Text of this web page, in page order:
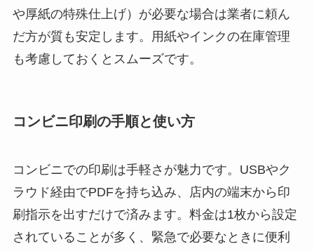
や厚紙の特殊仕上げ）が必要な場合は業者に頼ん
だ方が質も安定します。用紙やインクの在庫管理
も考慮しておくとスムーズです。
コンビニ印刷の手順と使い方
コンビニでの印刷は手軽さが魅力です。USBやク
ラウド経由でPDFを持ち込み、店内の端末から印
刷指示を出すだけで済みます。料金は1枚から設定
されていることが多く、緊急で必要なときに便利